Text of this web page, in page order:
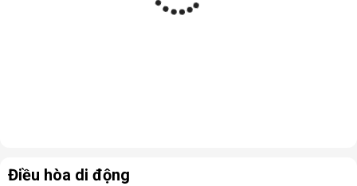
Điều hòa di động